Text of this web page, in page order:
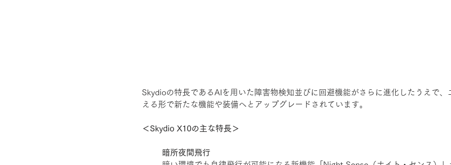
Skydioの特長であるAIを用いた障害物検知並びに回避機能がさらに進化したうえで、
える形で新たな機能や装備へとアップグレードされています。
＜Skydio X10の主な特長＞
暗所夜間飛行